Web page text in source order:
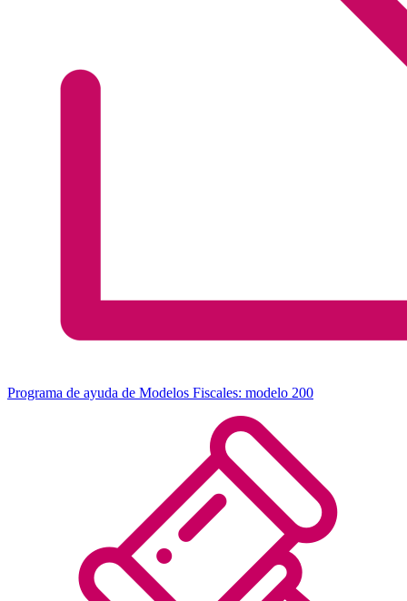
Programa de ayuda de Modelos Fiscales: modelo 200